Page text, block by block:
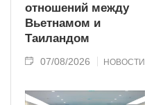
отношений между
Вьетнамом и
Таиландом
07/08/2026 НОВОСТИ